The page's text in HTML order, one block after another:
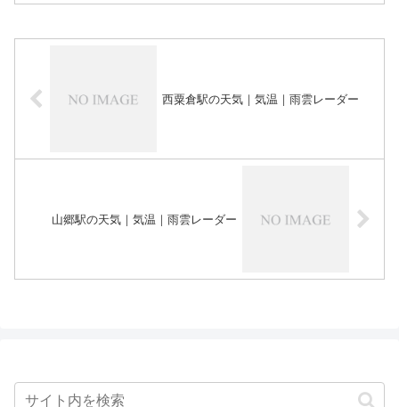
西粟倉駅の天気｜気温｜雨雲レーダー
山郷駅の天気｜気温｜雨雲レーダー